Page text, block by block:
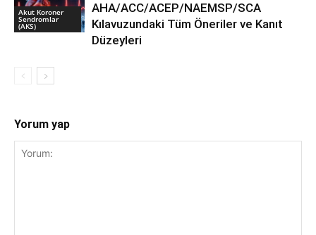
Akut Koroner
Sendromlar
(AKS)
AHA/ACC/ACEP/NAEMSP/SCA
Kılavuzundaki Tüm Öneriler ve Kanıt
Düzeyleri
Yorum yap